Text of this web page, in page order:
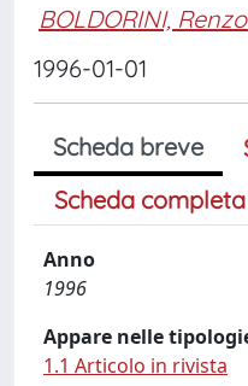
BOLDORINI,
1996-01-01
Scheda breve
Scheda
Anno
1996
Appare nelle
1.1 Articolo in rivista